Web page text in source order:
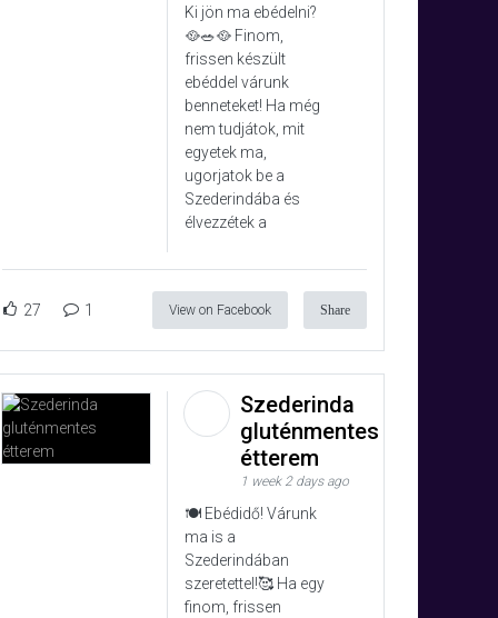
Ki jön ma ebédelni?
🥘🥗🥘 Finom,
frissen készült
ebéddel várunk
benneteket! Ha még
nem tudjátok, mit
egyetek ma,
ugorjatok be a
Szederindába és
élvezzétek a
27 1 View on Facebook Share
Szederinda
gluténmentes
étterem
1 week 2 days ago
🍽️ Ebédidő! Várunk
ma is a
Szederindában
szeretettel!🥰 Ha egy
finom, frissen